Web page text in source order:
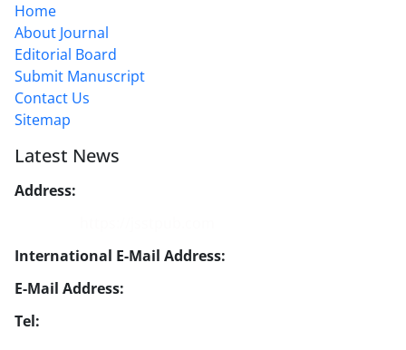
Home
About Journal
Editorial Board
Submit Manuscript
Contact Us
Sitemap
Latest News
Address:
International E-Mail Address:
E-Mail Address:
Tel: